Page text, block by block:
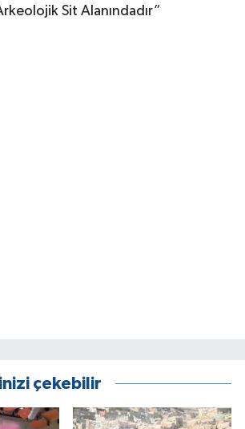
Sit Alanındadır”
çekebilir